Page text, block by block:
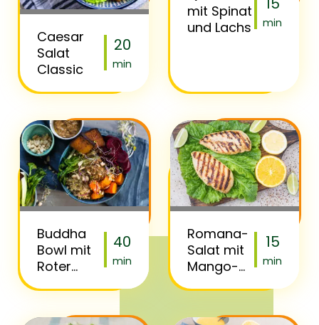
Caesar
Salat
Classic
20
min
mit Spinat
und Lachs
min
Buddha
Bowl mit
Roter
Tofu
40
min
Romana-
Salat mit
Mango-
15
min